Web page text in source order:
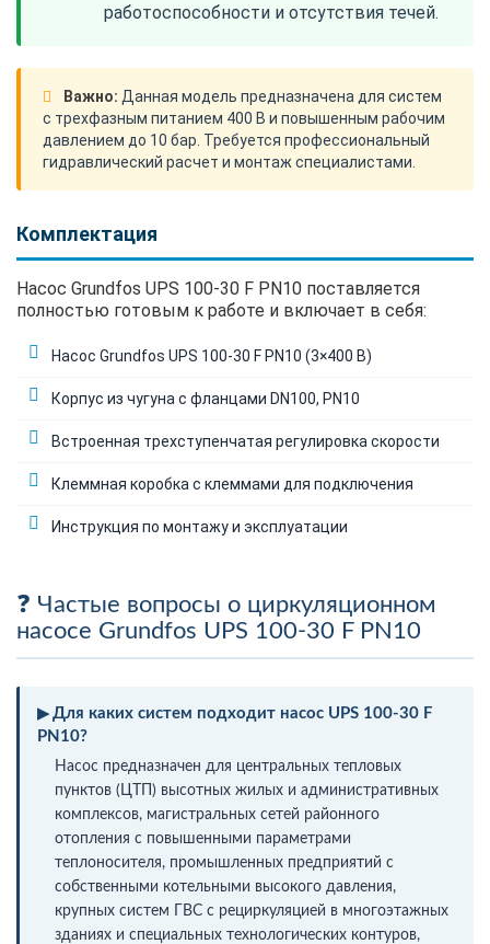
работоспособности и отсутствия течей.
Важно: Данная модель предназначена для систем
с трехфазным питанием 400 В и повышенным рабочим
давлением до 10 бар. Требуется профессиональный
гидравлический расчет и монтаж специалистами.
Комплектация
Насос Grundfos UPS 100-30 F PN10 поставляется
полностью готовым к работе и включает в себя:
Насос Grundfos UPS 100-30 F PN10 (3×400 В)
Корпус из чугуна с фланцами DN100, PN10
Встроенная трехступенчатая регулировка скорости
Клеммная коробка с клеммами для подключения
Инструкция по монтажу и эксплуатации
Частые вопросы о циркуляционном
насосе Grundfos UPS 100-30 F PN10
Для каких систем подходит насос UPS 100-30 F
PN10?
Насос предназначен для центральных тепловых
пунктов (ЦТП) высотных жилых и административных
комплексов, магистральных сетей районного
отопления с повышенными параметрами
теплоносителя, промышленных предприятий с
собственными котельными высокого давления,
крупных систем ГВС с рециркуляцией в многоэтажных
зданиях и специальных технологических контуров,